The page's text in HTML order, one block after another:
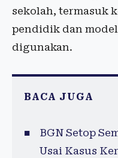
sekolah, termasuk
pendidik dan
digunakan.
BACA JUGA
BGN Setop
Usai Kasus